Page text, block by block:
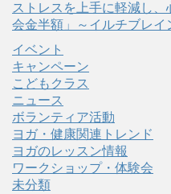
ストレスを上手に軽減し
会金半額」～イルチブレイ
イベント
キャンペーン
こどもクラス
ニュース
ボランティア活動
ヨガ・健康関連トレンド
ヨガのレッスン情報
ワークショップ・体験会
未分類